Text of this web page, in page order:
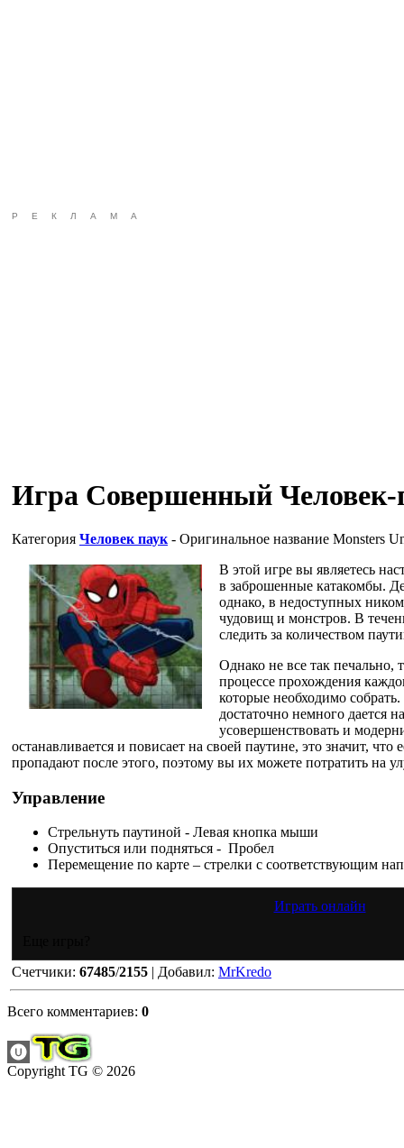
РЕКЛАМА
Игра Совершенный Человек-
Категория Человек паук - Оригинальное название Monsters
В этой игре вы являетесь
в заброшенные катакомбы.
однако, в недоступных
чудовищ и монстров. В
следить за количеством
Однако не все так печально,
процессе прохождения
которые необходимо
достаточно немного дается
усовершенствовать и
останавливается и повисает на своей паутине, это значит, что
пропадают после этого, поэтому вы их можете потратить на
Управление
Стрельнуть паутиной - Левая кнопка мыши
Опуститься или подняться - Пробел
Перемещение по карте – стрелки с соответствующим
Играть онлайн
Счетчики: 67485/2155 | Добавил: MrKredo
Всего комментариев: 0
Copyright TG © 2026